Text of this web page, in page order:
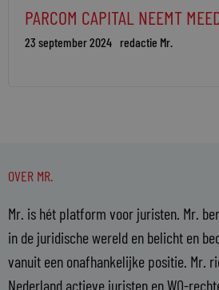
PARCOM CAPITAL NEEMT
23 september 2024 redactie Mr.
OVER MR.
Mr. is hét platform voor juristen. Mr.
in de juridische wereld en belicht en
vanuit een onafhankelijke positie. Mr.
Nederland actieve juristen en WO-